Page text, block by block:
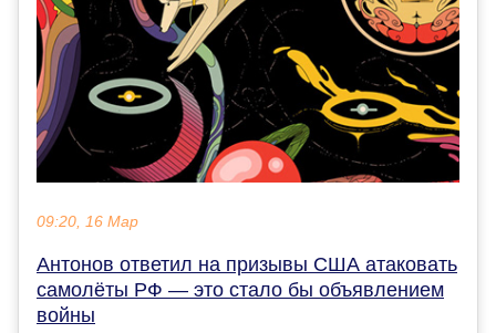
09:20, 16 Мар
Антонов ответил на призывы США атаковать
самолёты РФ — это стало бы объявлением
войны